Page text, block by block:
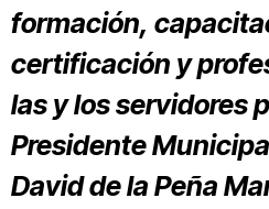
formación,
certificación y
las y los servidores
Presidente
David de la Peña